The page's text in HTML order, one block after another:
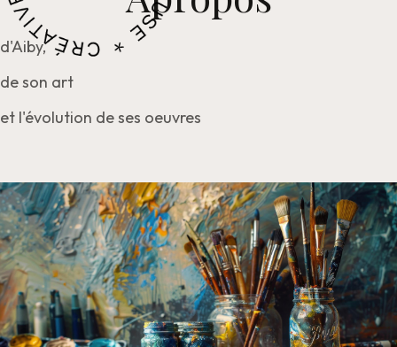
d'Aiby,
de son art
et l'évolution de ses oeuvres